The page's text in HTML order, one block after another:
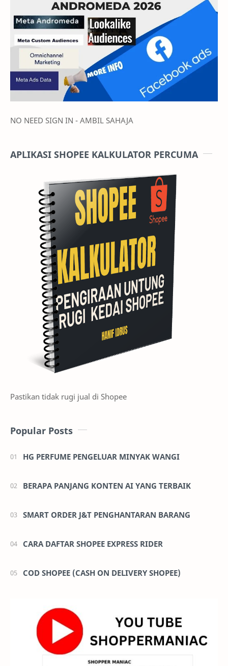
NO NEED SIGN IN - AMBIL SAHAJA
APLIKASI SHOPEE KALKULATOR PERCUMA
Pastikan tidak rugi jual di Shopee
Popular Posts
HG PERFUME PENGELUAR MINYAK WANGI
BERAPA PANJANG KONTEN AI YANG TERBAIK
SMART ORDER J&T PENGHANTARAN BARANG
CARA DAFTAR SHOPEE EXPRESS RIDER
COD SHOPEE (CASH ON DELIVERY SHOPEE)